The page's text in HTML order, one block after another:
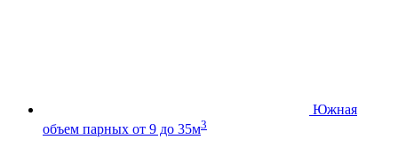
Южная
объем парных от 9 до 35м3